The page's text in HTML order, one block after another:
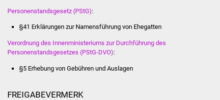
Zehntscheuer
Personenstandsgesetz (PStG):
§41 Erklärungen zur Namensführung von Ehegatten
Verordnung des Innenministeriums zur Durchführung des
Personenstandsgesetzes (PStG-DVO):
§5 Erhebung von Gebühren und Auslagen
FREIGABEVERMERK